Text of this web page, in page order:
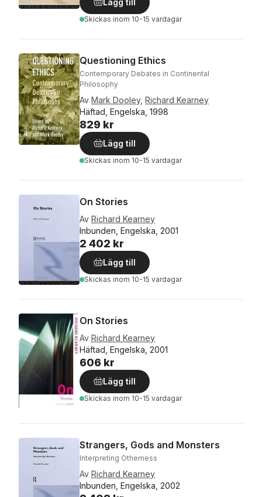
Lägg till
Skickas inom 10-15 vardagar
Questioning Ethics
Contemporary Debates in Continental
Philosophy
Av Mark Dooley, Richard Kearney
Häftad, Engelska, 1998
829 kr
Lägg till
Skickas inom 10-15 vardagar
On Stories
Av Richard Kearney
Inbunden, Engelska, 2001
2 402 kr
Lägg till
Skickas inom 10-15 vardagar
On Stories
Av Richard Kearney
Häftad, Engelska, 2001
606 kr
Lägg till
Skickas inom 10-15 vardagar
Strangers, Gods and Monsters
Interpreting Otherness
Av Richard Kearney
Inbunden, Engelska, 2002